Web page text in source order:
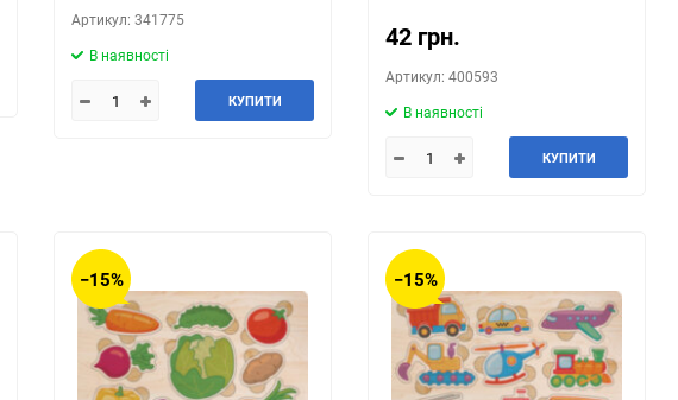
Артикул: 341775
В наявності
КУПИТИ
42 грн.
Артикул: 400593
В наявності
КУПИТИ
−15% −15%